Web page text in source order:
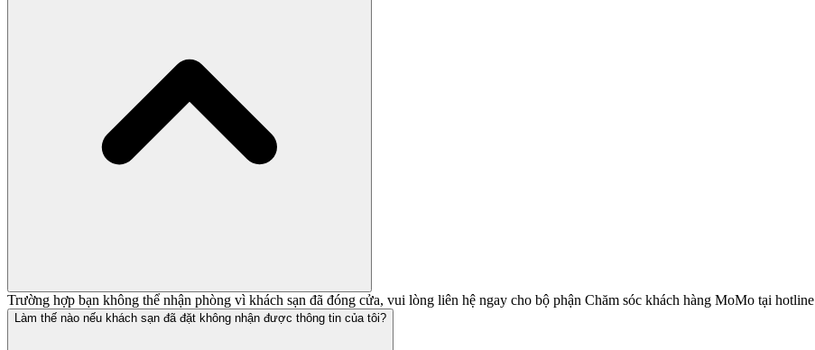
Trường hợp bạn không thể nhận phòng vì khách sạn đã đóng cửa, vui lòng liên hệ ngay cho bộ phận Chăm sóc khách hàng MoMo tại hotline
Làm thế nào nếu khách sạn đã đặt không nhận được thông tin của tôi?